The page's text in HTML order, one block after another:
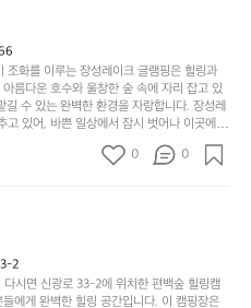
을
가
려
보
세
요.
튼
는
크
기,
무
게,
이
웃
도
어
의
경
럽
이
라
고
해
야
하
리
들은 안전하게 놀 수 있는 놀이시설이 마련
수 있습니다. 주변의 다양한 관광지와 먹거
하나입니다.  또한, 캠핑장을 방문한 후 지속
하고 있습니다. 포레스트 창평은 단순한 캠
이들에게 꼭 한번 경험해봐야 할 장소로 자리
조화를 이루는 장성레이크 글램핑은 힐링과
름다운 호수와 울창한 숲 속에 자리 잡고 있
수 있는 완벽한 환경을 자랑합니다. 장성레
있어, 바쁜 일상에서 잠시 벗어나 이곳에
텐트에서 제공되는 특별한 불멍 공간은 소중
중한 시간을 만들어 줍니다. 또한, 주변의 자
아하는 분들에게는 매주 특별한 바비큐 파
요리를 제공하여 미각을 만족시켜 줍니다.
품질의 시설 덕분에 최근 몇 년 사이에 특히
방문객이 가득해 예약이 빠르게 차는 만큼
프라이빗한 공간에서 가족 및 사랑하는 사
다리는 장성레이크 글램핑은 언젠가 반드시
0 0
2
시면 신광로 33-2에 위치한 편백숲 힐링캠
에게 완벽한 힐링 공간입니다. 이 캠핑장은